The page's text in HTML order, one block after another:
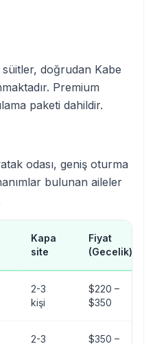
doğrudan Kabe
Premium
paketi dahildir.
odası, geniş oturma
bulunan aileler
Kapa
site
Fiyat
(Gecelik)
2-3
kişi
$220 –
$350
2-3
$350 –